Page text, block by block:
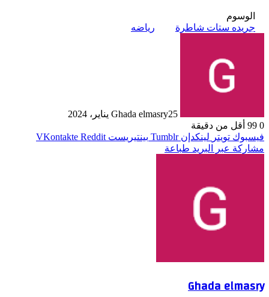
الوسوم
جريده ستات شاطرة
رياضه
Ghada elmasry25 يناير، 2024
0
أقل من دقيقة
فيسبوك تويتر لينكدإن بينتيريست
مشاركة عبر البريد طباعة
Ghada elmasry